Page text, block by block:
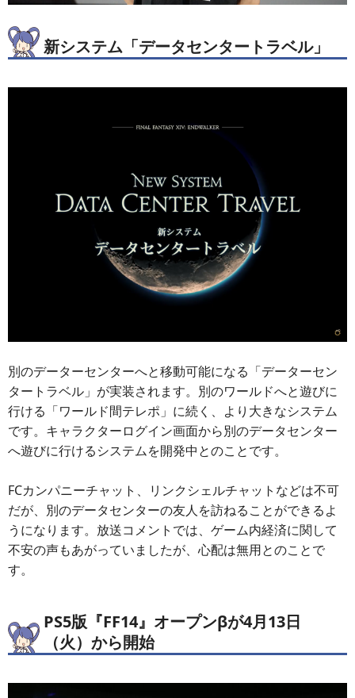
新システム「データセンタートラベル」
別のデーターセンターへと移動可能になる「データーセン
タートラベル」が実装されます。別のワールドへと遊びに
行ける「ワールド間テレポ」に続く、より大きなシステム
です。キャラクターログイン画面から別のデータセンター
へ遊びに行けるシステムを開発中とのことです。
FCカンパニーチャット、リンクシェルチャットなどは不可
だが、別のデータセンターの友人を訪ねることができるよ
うになります。放送コメントでは、ゲーム内経済に関して
不安の声もあがっていましたが、心配は無用とのことで
す。
PS5版『FF14』オープンβが4月13日
（火）から開始